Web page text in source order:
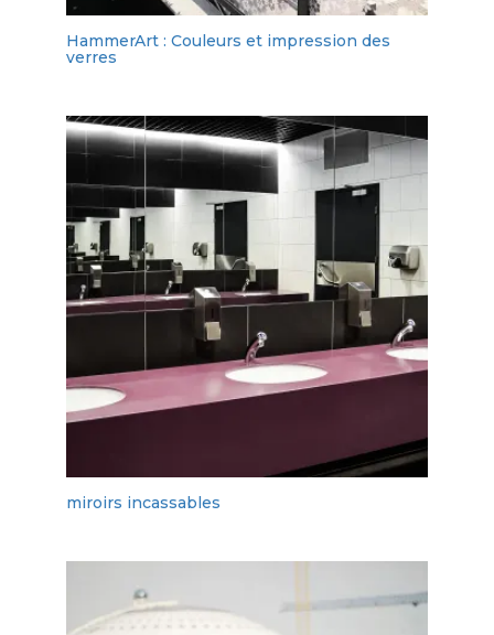
HammerArt : Couleurs et impression des
verres
miroirs incassables